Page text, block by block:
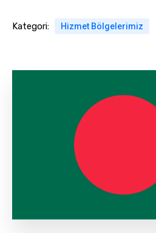
Kategori: Hizmet Bölgelerimiz